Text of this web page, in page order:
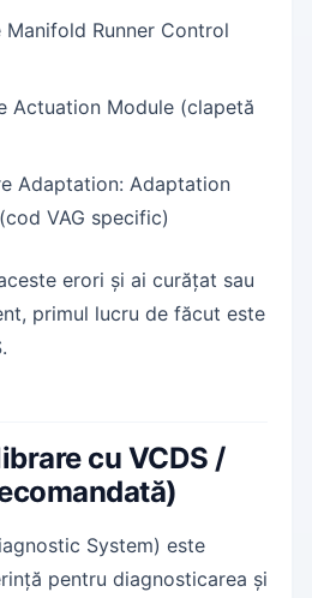
Runner Control
Actuation Module (clapetă
Adaptation: Adaptation
VAG specific)
erori și ai curățat sau
primul lucru de făcut este
cu VCDS /
System) este
pentru diagnosticarea și